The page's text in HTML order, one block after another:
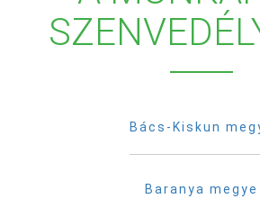
Bács-Kiskun
Baranya megye